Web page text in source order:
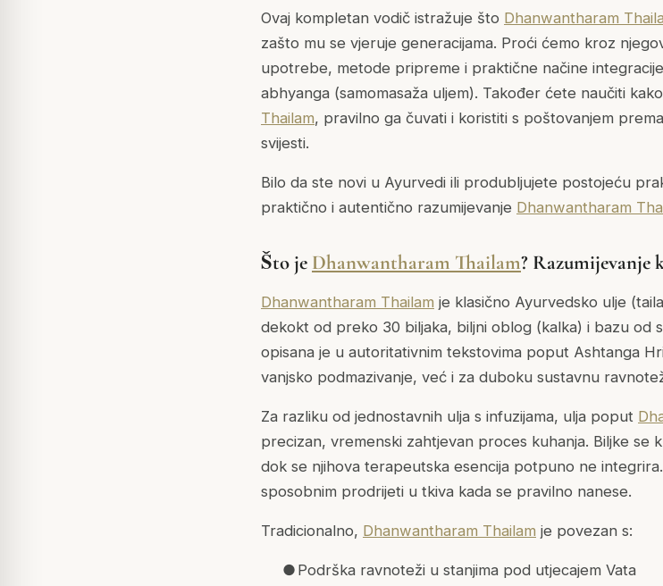
Ovaj kompletan vodič istražuje što Dhanwantharam
zašto mu se vjeruje generacijama. Proći ćemo kroz
upotrebe, metode pripreme i praktične načine
abhyanga (samomasaža uljem). Također ćete naučiti
Thailam, pravilno ga čuvati i koristiti s poštovanjem
svijesti.
Bilo da ste novi u Ayurvedi ili produbljujete postojeću
praktično i autentično razumijevanje Dhanwantharam
Što je Dhanwantharam Thailam? Razumijevanje
Dhanwantharam Thailam je klasično Ayurvedsko ulje (taila
dekokt od preko 30 biljaka, biljni oblog (kalka) i bazu od
opisana je u autoritativnim tekstovima poput Ashtanga
vanjsko podmazivanje, već i za duboku sustavnu
Za razliku od jednostavnih ulja s infuzijama, ulja poput
precizan, vremenski zahtjevan proces kuhanja. Biljke se
dok se njihova terapeutska esencija potpuno ne
sposobnim prodrijeti u tkiva kada se pravilno nanese.
Tradicionalno, Dhanwantharam Thailam je povezan s:
● Podrška ravnoteži u stanjima pod utjecajem Vata